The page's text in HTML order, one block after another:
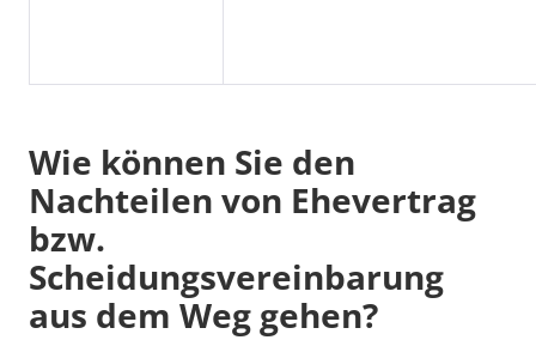
Wie können Sie den
Nachteilen von Ehevertrag
bzw.
Scheidungsvereinbarung
aus dem Weg gehen?